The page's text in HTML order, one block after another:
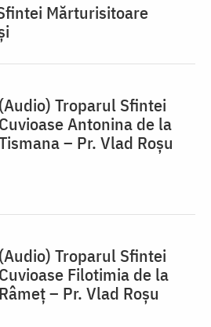
Mărturisitoare
(Audio) Troparul Sfintei
Cuvioase Antonina de la
– Pr. Vlad Roșu
(Audio) Troparul Sfintei
Cuvioase Filotimia de la
Râmeț – Pr. Vlad Roșu